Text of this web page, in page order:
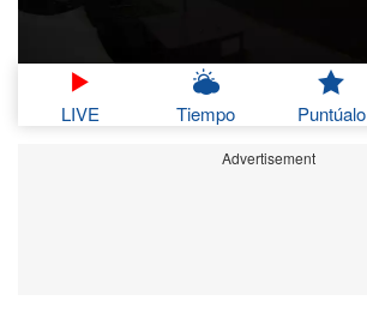
LIVE Tiempo Puntúalo
Advertisement